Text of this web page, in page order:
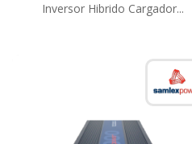
Inversor Hibrido Cargador...